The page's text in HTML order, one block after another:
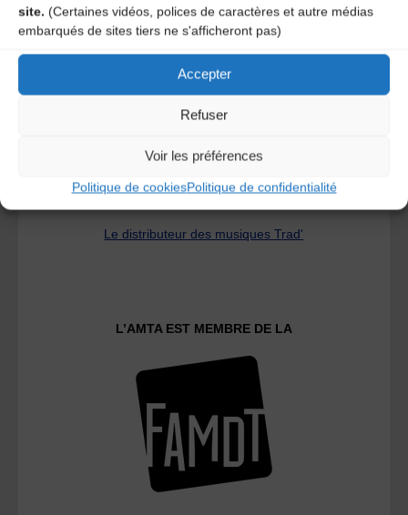
site. (Certaines vidéos, polices de caractères et autre médias
embarqués de sites tiers ne s'afficheront pas)
Accepter
Refuser
Voir les préférences
Politique de cookiesPolitique de confidentialité
A DECOUVRIR :
Le distributeur des musiques Trad'
L’AMTA EST MEMBRE DE LA